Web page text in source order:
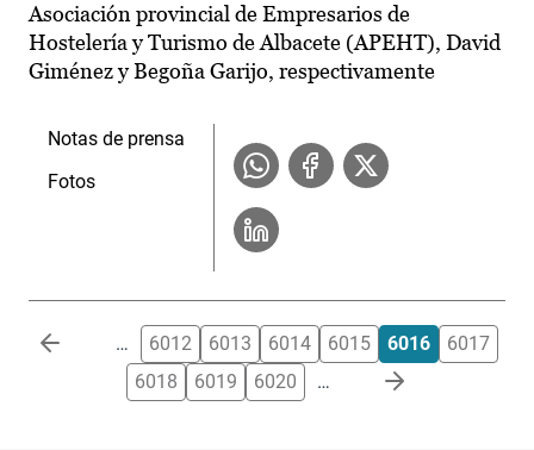
Asociación provincial de Empresarios de
Hostelería y Turismo de Albacete (APEHT), David
Giménez y Begoña Garijo, respectivamente
Notas de prensa
Fotos
Paginación … 6012 6013 6014 6015 6016
6017
6018
6019 6020 …